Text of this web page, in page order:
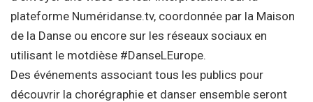
plateforme Numéridanse.tv, coordonnée par la Maison
de la Danse ou encore sur les réseaux sociaux en
utilisant le motdièse #DanseLEurope.
Des événements associant tous les publics pour
découvrir la chorégraphie et danser ensemble seront